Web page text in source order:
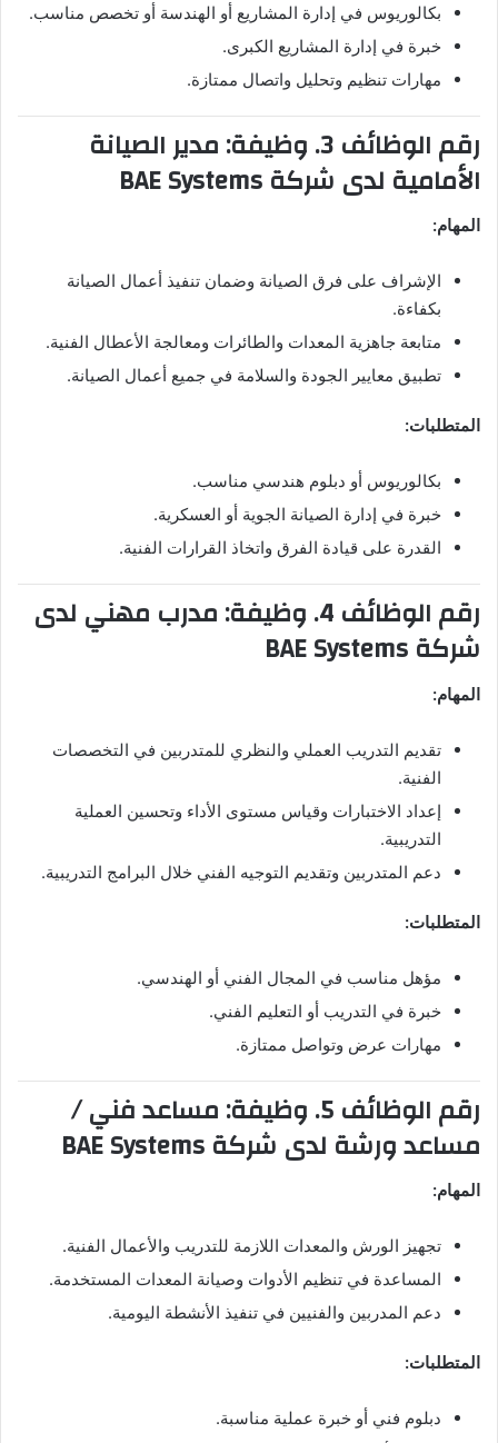
بكالوريوس في إدارة المشاريع أو الهندسة أو تخصص مناسب.
خبرة في إدارة المشاريع الكبرى.
مهارات تنظيم وتحليل واتصال ممتازة.
رقم الوظائف 3. وظيفة: مدير الصيانة
الأمامية لدى شركة BAE Systems
المهام:
الإشراف على فرق الصيانة وضمان تنفيذ أعمال الصيانة
بكفاءة.
متابعة جاهزية المعدات والطائرات ومعالجة الأعطال الفنية.
تطبيق معايير الجودة والسلامة في جميع أعمال الصيانة.
المتطلبات:
بكالوريوس أو دبلوم هندسي مناسب.
خبرة في إدارة الصيانة الجوية أو العسكرية.
القدرة على قيادة الفرق واتخاذ القرارات الفنية.
رقم الوظائف 4. وظيفة: مدرب مهني لدى
شركة BAE Systems
المهام:
تقديم التدريب العملي والنظري للمتدربين في التخصصات
الفنية.
إعداد الاختبارات وقياس مستوى الأداء وتحسين العملية
التدريبية.
دعم المتدربين وتقديم التوجيه الفني خلال البرامج التدريبية.
المتطلبات:
مؤهل مناسب في المجال الفني أو الهندسي.
خبرة في التدريب أو التعليم الفني.
مهارات عرض وتواصل ممتازة.
رقم الوظائف 5. وظيفة: مساعد فني /
مساعد ورشة لدى شركة BAE Systems
المهام:
تجهيز الورش والمعدات اللازمة للتدريب والأعمال الفنية.
المساعدة في تنظيم الأدوات وصيانة المعدات المستخدمة.
دعم المدربين والفنيين في تنفيذ الأنشطة اليومية.
المتطلبات:
دبلوم فني أو خبرة عملية مناسبة.